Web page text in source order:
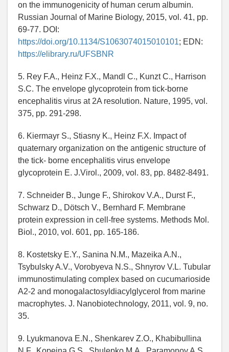
on the immunogenicity of human cerum albumin.
Russian Journal of Marine Biology, 2015, vol. 41, pp.
69-77. DOI:
https://doi.org/10.1134/S1063074015010101; EDN:
https://elibrary.ru/UFSBNR
5. Rey F.A., Heinz F.X., Mandl C., Kunzt C., Harrison
S.C. The envelope glycoprotein from tick-borne
encephalitis virus at 2A resolution. Nature, 1995, vol.
375, pp. 291-298.
6. Kiermayr S., Stiasny K., Heinz F.X. Impact of
quaternary organization on the antigenic structure of
the tick- borne encephalitis virus envelope
glycoprotein E. J.Virol., 2009, vol. 83, pp. 8482-8491.
7. Schneider B., Junge F., Shirokov V.A., Durst F.,
Schwarz D., Dötsch V., Bernhard F. Membrane
protein expression in cell-free systems. Methods Mol.
Biol., 2010, vol. 601, pp. 165-186.
8. Kostetsky E.Y., Sanina N.M., Mazeika A.N.,
Tsybulsky A.V., Vorobyeva N.S., Shnyrov V.L. Tubular
immunostimulating complex based on cucumarioside
A2-2 and monogalactosyldiacylglycerol from marine
macrophytes. J. Nanobiotechnology, 2011, vol. 9, no.
35.
9. Lyukmanova E.N., Shenkarev Z.O., Khabibullina